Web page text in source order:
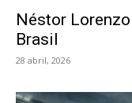
Néstor
Brasil
28 abril, 2026